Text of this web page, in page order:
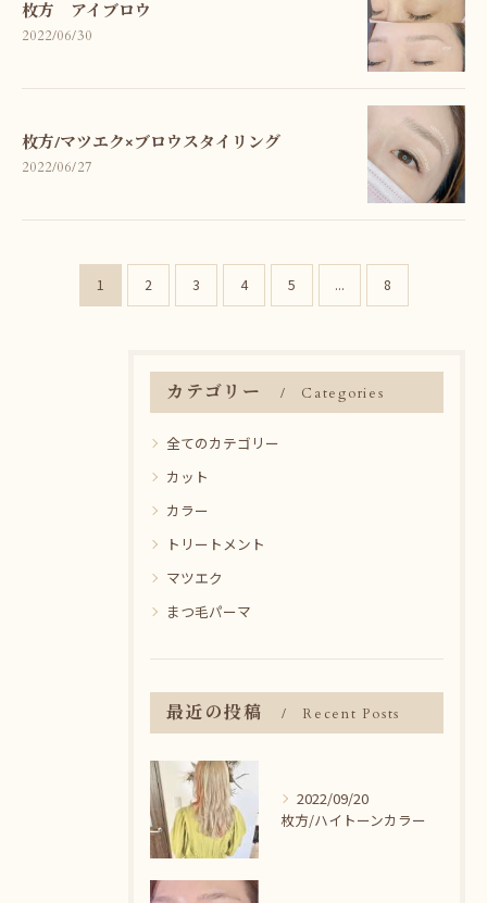
枚方 アイブロウ
2022/06/30
枚方/マツエク×ブロウスタイリング
2022/06/27
1 2 3 4 5 ... 8
カテゴリー Categories
全てのカテゴリー
カット
カラー
トリートメント
マツエク
まつ毛パーマ
最近の投稿 Recent Posts
2022/09/20
枚方/ハイトーンカラー